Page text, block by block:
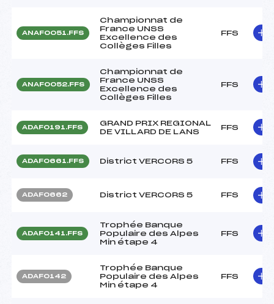
ANAF0051.FFS
Championnat de
France UNSS
Excellence des
Collèges Filles
FFS
ANAF0052.FFS
Championnat de
France UNSS
Excellence des
Collèges Filles
FFS
ADAF0191.FFS
GRAND PRIX REGIONAL
DE VILLARD DE LANS
FFS
ADAF0661.FFS District VERCORS 5 FFS
ADAF0662 District VERCORS 5 FFS
ADAF0141.FFS
Trophée Banque
Populaire des Alpes
Min étape 4
FFS
ADAF0142
Trophée Banque
Populaire des Alpes
Min étape 4
FFS